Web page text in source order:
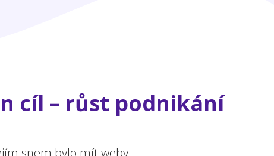
cíl – růst podnikání